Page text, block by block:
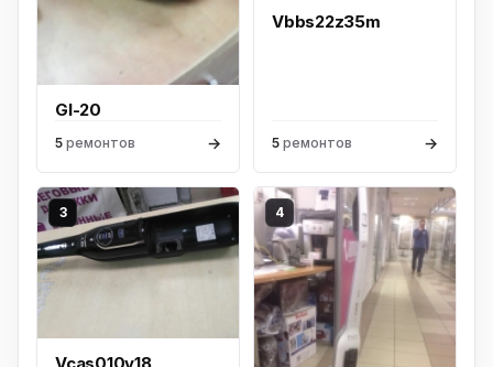
Gl-20
5 ремонтов →
Vbbs22z35m
5 ремонтов →
3 4